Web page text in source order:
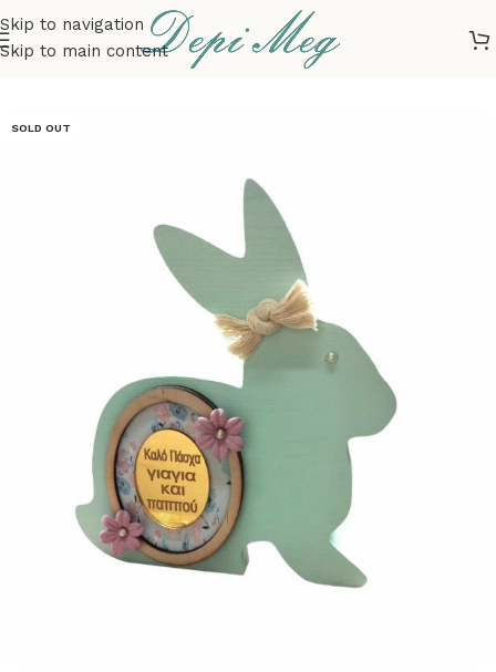
Skip to navigation
Skip to main content
ΕΠΟΧΙΑΚΑ ΔΙΑΚΟΣΜΗΣΗ
SOLD OUT